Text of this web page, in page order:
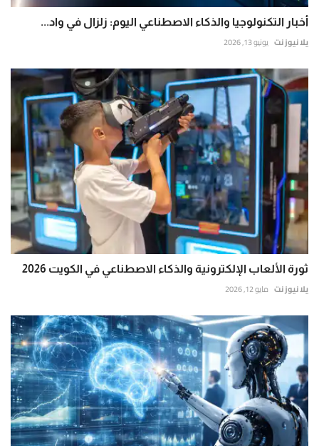
أخبار التكنولوجيا والذكاء الاصطناعي اليوم: زلزال في واد...
يلا نيوز نت يونيو 13, 2026
ثورة الألعاب الإلكترونية والذكاء الاصطناعي في الكويت 2026
يلا نيوز نت مايو 12, 2026